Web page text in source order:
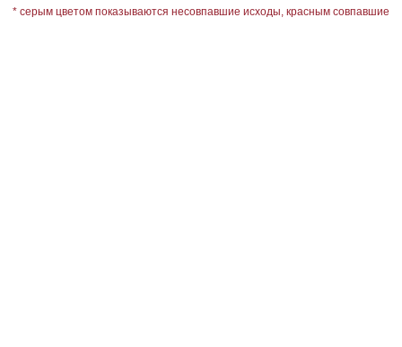
* серым цветом показываются несовпавшие исходы, красным совпавшие